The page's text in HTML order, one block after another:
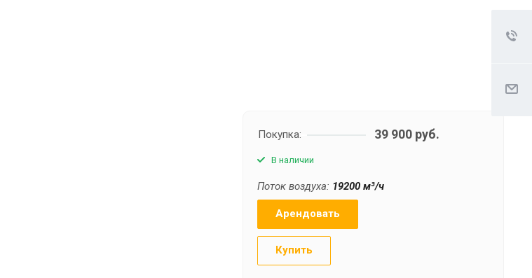
Покупка: 39 900 руб.
В наличии
Поток воздуха: 19200 м³/ч
Арендовать
Купить